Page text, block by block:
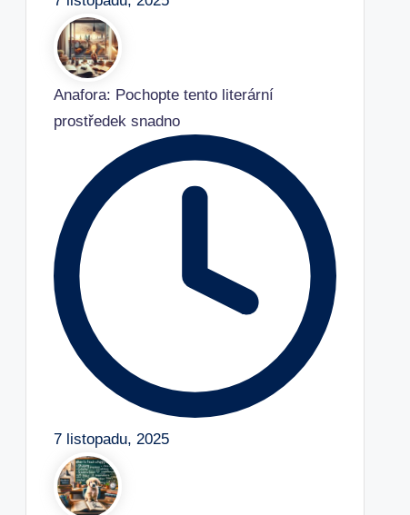
Anafora: Pochopte tento literární
prostředek snadno
7 listopadu, 2025